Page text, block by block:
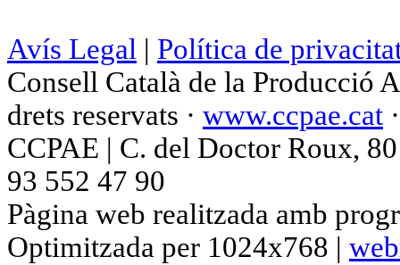
Avís Legal | Política de
Consell Català de la Producció
drets reservats · www.ccpae.cat
CCPAE | C. del Doctor Roux,
93 552 47 90
Pàgina web realitzada amb
Optimitzada per 1024x768 |